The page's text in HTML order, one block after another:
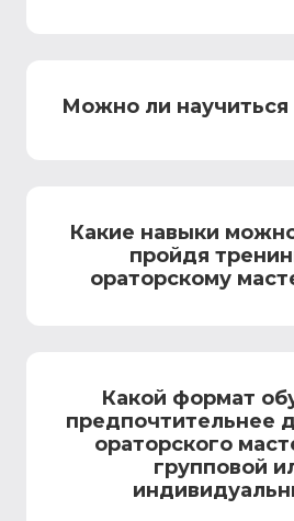
Можно ли научиться
Какие навыки
пройдя
ораторскому
Какой формат
предпочтительнее
ораторского
групповой